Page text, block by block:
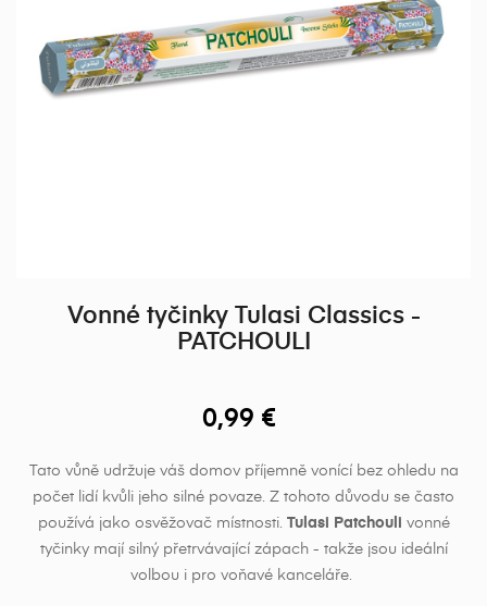
Vonné tyčinky Tulasi Classics -
PATCHOULI
0,99 €
Tato vůně udržuje váš domov příjemně vonící bez ohledu na
počet lidí kvůli jeho silné povaze. Z tohoto důvodu se často
používá jako osvěžovač místnosti. Tulasi Patchouli vonné
tyčinky mají silný přetrvávající zápach - takže jsou ideální
volbou i pro voňavé kanceláře.